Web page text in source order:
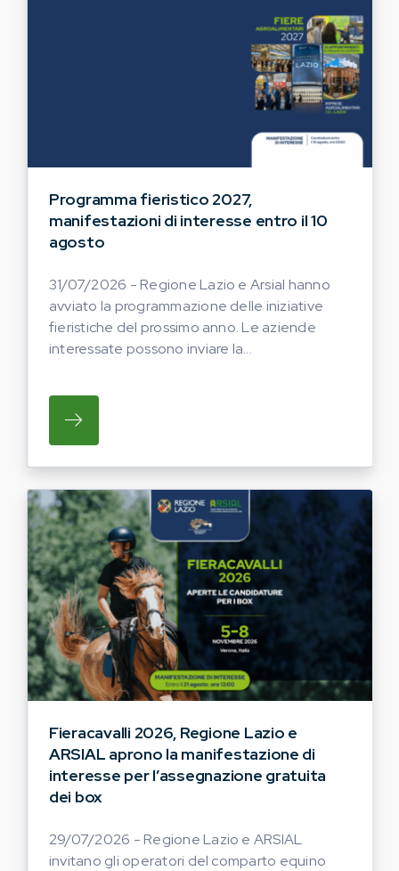
Programma fieristico 2027,
manifestazioni di interesse entro il 10
agosto
31/07/2026 - Regione Lazio e Arsial hanno
avviato la programmazione delle iniziative
fieristiche del prossimo anno. Le aziende
interessate possono inviare la...
SU REGIONE LAZIO E ARSIAL HANNO
Fieracavalli 2026, Regione Lazio e
ARSIAL aprono la manifestazione di
interesse per l’assegnazione gratuita
dei box
29/07/2026 - Regione Lazio e ARSIAL
invitano gli operatori del comparto equino